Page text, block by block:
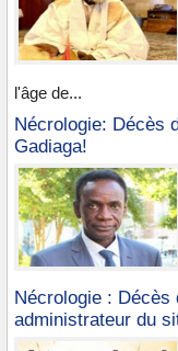
l'âge de...
Nécrologie: Décès
Gadiaga!
Nécrologie : Décès
administrateur du